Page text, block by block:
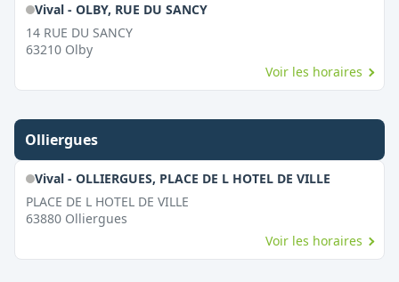
Vival - OLBY, RUE DU SANCY
14 RUE DU SANCY
63210 Olby
Voir les horaires
Olliergues
Vival - OLLIERGUES, PLACE DE L HOTEL DE VILLE
PLACE DE L HOTEL DE VILLE
63880 Olliergues
Voir les horaires